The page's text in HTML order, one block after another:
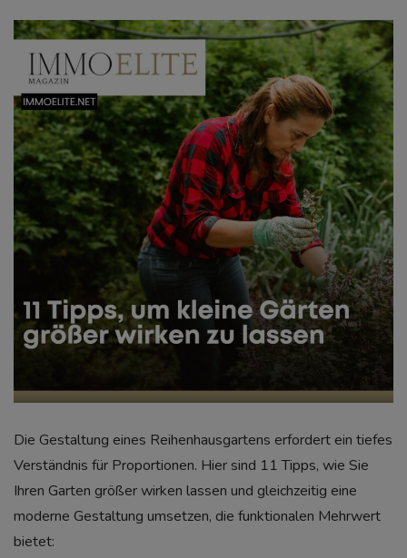
Die Gestaltung eines Reihenhausgartens erfordert ein tiefes
Verständnis für Proportionen. Hier sind 11 Tipps, wie Sie
Ihren Garten größer wirken lassen und gleichzeitig eine
moderne Gestaltung umsetzen, die funktionalen Mehrwert
bietet: